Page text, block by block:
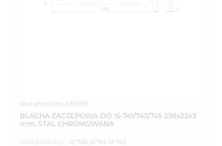
Kod produktu: 033083
BLACHA ZACZEPOWA DO IS-741/743/745 238x22x3
mm, STAL CHROMOWANA
Seria produktu: IS 745, IS 741, IS 743